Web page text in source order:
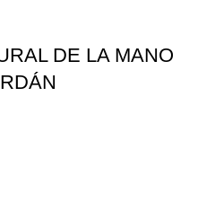
DE LA MANO